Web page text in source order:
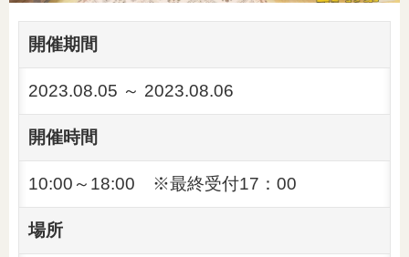
開催期間
2023.08.05 ～ 2023.08.06
開催時間
10:00～18:00 ※最終受付17：00
場所